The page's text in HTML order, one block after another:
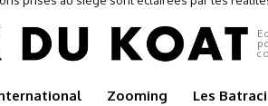
Zooming Les